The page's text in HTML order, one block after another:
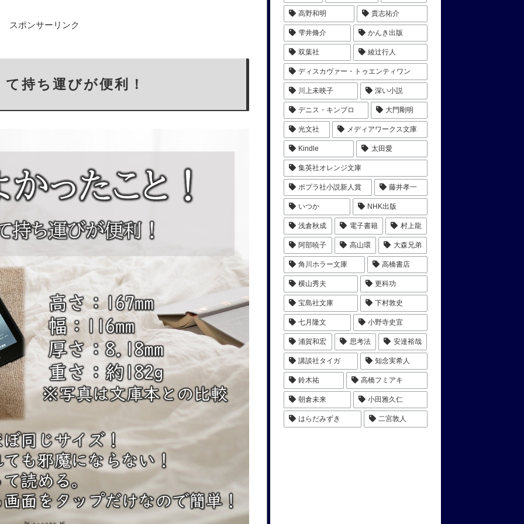
スポンサーリンク
持ち運びが便利！
高野和明 貴志祐介
雫井脩介 かんき出版
双葉社 綾辻行人
ディスカヴァー・トゥエンティワン
川上未映子 深い小説
デニス・キンブロ 大門剛明
光文社 メディアワークス文庫
Kindle 太田愛
集英社オレンジ文庫
ポプラ社小説新人賞 藤井孝一
いつか NHK出版
浅倉秋成 電子書籍 村上龍
阿部暁子 高山環 大森兄弟
角川ホラー文庫 高橋書店
横山秀夫 更科功
宝島社文庫 下村敦史
七月隆文 小野寺史宜
浦賀和宏 思考法 安達裕哉
講談社タイガ 知念実希人
鈴木祐 高橋フミアキ
朝倉未来 小田雅久仁
はらだみずき 二宮敦人